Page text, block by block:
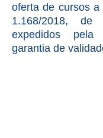
oferta de cursos a
1.168/2018, de
expedidos pela
garantia de